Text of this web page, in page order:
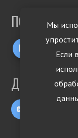
Мы
Если
ДРУГИЕ